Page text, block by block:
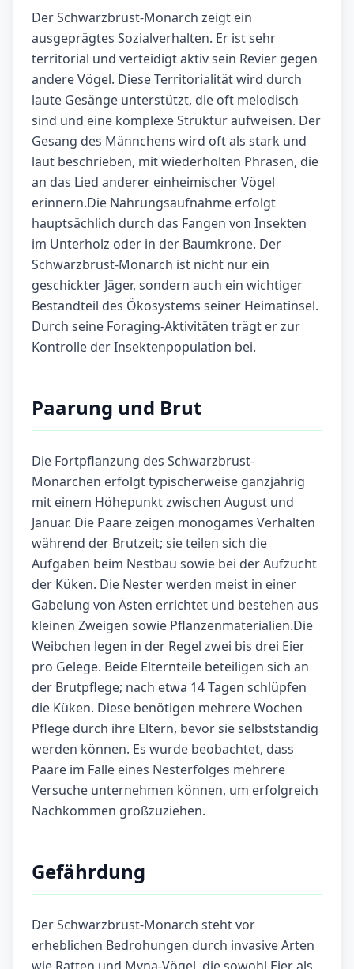
Der Schwarzbrust-Monarch zeigt ein
ausgeprägtes Sozialverhalten. Er ist sehr
territorial und verteidigt aktiv sein Revier gegen
andere Vögel. Diese Territorialität wird durch
laute Gesänge unterstützt, die oft melodisch
sind und eine komplexe Struktur aufweisen. Der
Gesang des Männchens wird oft als stark und
laut beschrieben, mit wiederholten Phrasen, die
an das Lied anderer einheimischer Vögel
erinnern.Die Nahrungsaufnahme erfolgt
hauptsächlich durch das Fangen von Insekten
im Unterholz oder in der Baumkrone. Der
Schwarzbrust-Monarch ist nicht nur ein
geschickter Jäger, sondern auch ein wichtiger
Bestandteil des Ökosystems seiner Heimatinsel.
Durch seine Foraging-Aktivitäten trägt er zur
Kontrolle der Insektenpopulation bei.
Paarung und Brut
Die Fortpflanzung des Schwarzbrust-
Monarchen erfolgt typischerweise ganzjährig
mit einem Höhepunkt zwischen August und
Januar. Die Paare zeigen monogames Verhalten
während der Brutzeit; sie teilen sich die
Aufgaben beim Nestbau sowie bei der Aufzucht
der Küken. Die Nester werden meist in einer
Gabelung von Ästen errichtet und bestehen aus
kleinen Zweigen sowie Pflanzenmaterialien.Die
Weibchen legen in der Regel zwei bis drei Eier
pro Gelege. Beide Elternteile beteiligen sich an
der Brutpflege; nach etwa 14 Tagen schlüpfen
die Küken. Diese benötigen mehrere Wochen
Pflege durch ihre Eltern, bevor sie selbstständig
werden können. Es wurde beobachtet, dass
Paare im Falle eines Nesterfolges mehrere
Versuche unternehmen können, um erfolgreich
Nachkommen großzuziehen.
Gefährdung
Der Schwarzbrust-Monarch steht vor
erheblichen Bedrohungen durch invasive Arten